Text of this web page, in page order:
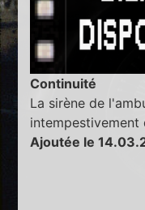
Continuité
La sirène de
intempestivement
Ajoutée le